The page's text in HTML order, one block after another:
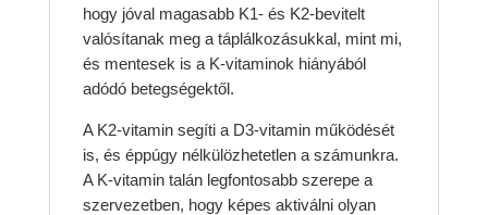
hogy jóval magasabb K1- és K2-bevitelt
valósítanak meg a táplálkozásukkal, mint mi,
és mentesek is a K-vitaminok hiányából
adódó betegségektől.
A K2-vitamin segíti a D3-vitamin működését
is, és éppúgy nélkülözhetetlen a számunkra.
A K-vitamin talán legfontosabb szerepe a
szervezetben, hogy képes aktiválni olyan